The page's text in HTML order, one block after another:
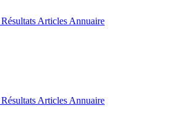
Résultats Articles Annuaire
Résultats Articles Annuaire